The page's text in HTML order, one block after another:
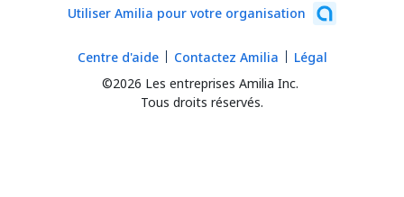
Utiliser Amilia pour votre organisation
©2026 Les entreprises Amilia Inc.
Tous droits réservés.
Centre d'aide Contactez Amilia Légal